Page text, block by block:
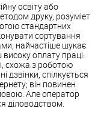
освіту або
друку, розуміет
стандартних
сортування
найчастіше шукає
оплату праці.
схожа з роботою
дзвінки, спілкується
він повинен
Але оператор
діловодством.